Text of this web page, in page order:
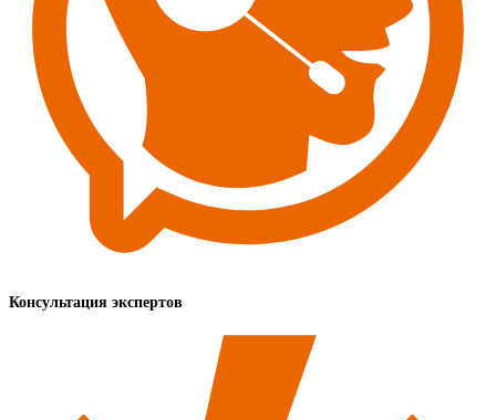
Консультация экспертов